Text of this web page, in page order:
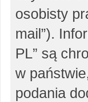
osobisty
mail”).
PL” są
w
podania